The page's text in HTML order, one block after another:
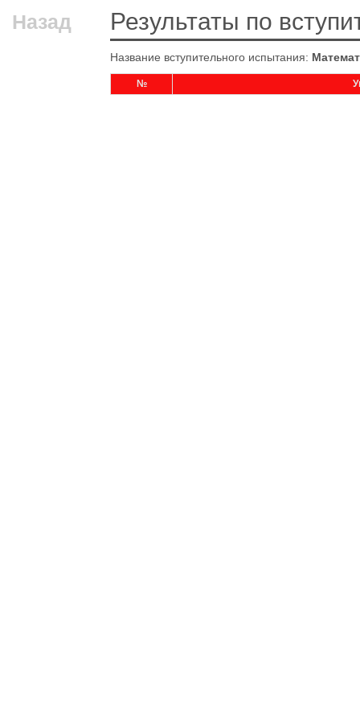
Назад Результаты по
Название вступительного испытания:
№